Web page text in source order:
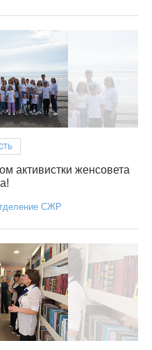
активистки женсовета
СЖР